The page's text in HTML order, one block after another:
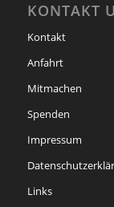
KONTAKT
Kontakt
Anfahrt
Mitmachen
Spenden
Impressum
Links